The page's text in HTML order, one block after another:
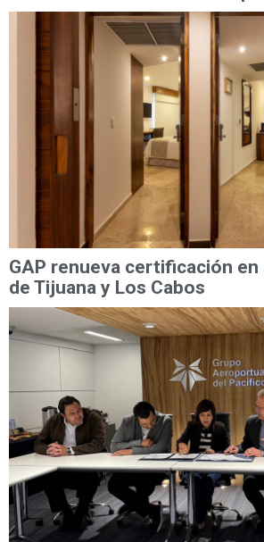
GAP renueva certificación
de Tijuana y Los Cabos